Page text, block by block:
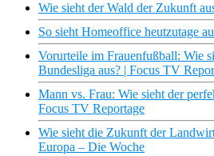
Wie sieht der Wald der Zukunft
So sieht Homeoffice heutzutage
Vorurteile im Frauenfußball: Wie
Bundesliga aus? | Focus TV
Mann vs. Frau: Wie sieht der
Focus TV Reportage
Wie sieht die Zukunft der
Europa – Die Woche